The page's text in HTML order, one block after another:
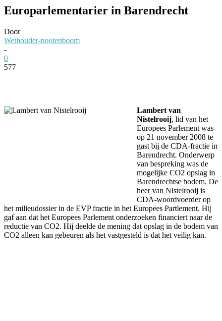
Europarlementarier in Barendrecht
Door
Wethouder-nootenboom
-
0
577
Lambert van
Nistelrooij, lid van het
Europees Parlement was
op 21 november 2008 te
gast bij de CDA-fractie in
Barendrecht. Onderwerp
van bespreking was de
mogelijke CO2 opslag in
Barendrechtse bodem. De
heer van Nistelrooij is
CDA-woordvoerder op
het milieudossier in de EVP fractie in het Europees Partlement. Hij
gaf aan dat het Europees Parlement onderzoeken financiert naar de
reductie van CO2. Hij deelde de mening dat opslag in de bodem van
CO2 alleen kan gebeuren als het vastgesteld is dat het veilig kan.